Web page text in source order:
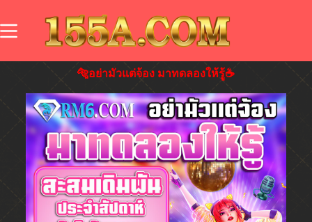
🐅อย่ามัวแต่จ้อง มาทดลองให้รู้☕️